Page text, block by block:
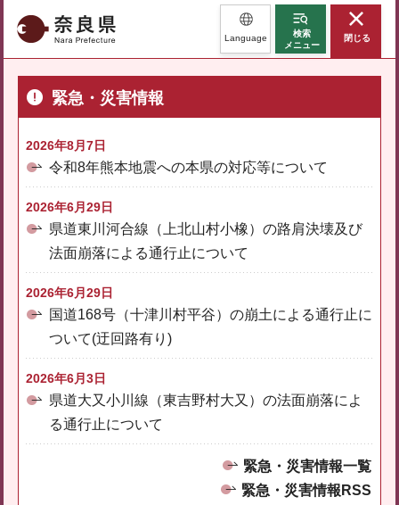
奈良県 Language
検索
メニュー
閉じる
緊急・災害情報
2026年8月7日
令和8年熊本地震への本県の対応等について
2026年6月29日
県道東川河合線（上北山村小橡）の路肩決壊及び
法面崩落による通行止について
2026年6月29日
国道168号（十津川村平谷）の崩土による通行止に
ついて(迂回路有り)
2026年6月3日
県道大又小川線（東吉野村大又）の法面崩落によ
る通行止について
緊急・災害情報一覧
緊急・災害情報RSS